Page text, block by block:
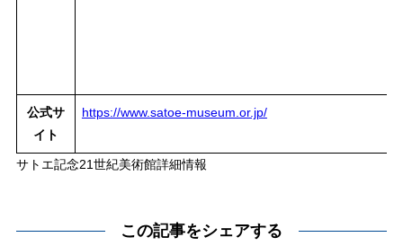
公式サ
イト
https://www.satoe-museum.or.jp/
サトエ記念21世紀美術館詳細情報
この記事をシェアする